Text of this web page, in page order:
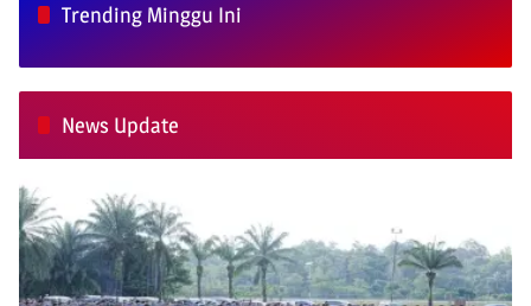
Trending Minggu Ini
News Update